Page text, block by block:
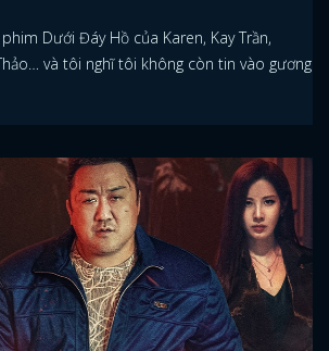
Dưới Đáy Hồ của Karen, Kay Trần,
và tôi nghĩ tôi không còn tin vào gương